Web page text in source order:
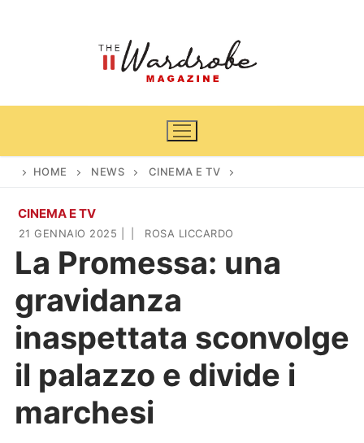
Home
News
Cinema e TV
Casa & Giardino
Arredamento
Piante e fiori
DIY
Lifestyle
Viaggi
HOME NEWS CINEMA E TV
CINEMA E TV
21 GENNAIO 2025 ROSA LICCARDO
La Promessa: una
gravidanza
inaspettata sconvolge
il palazzo e divide i
marchesi